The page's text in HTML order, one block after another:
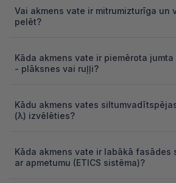
Vai akmens vate ir mitrumizturīga un
pelēt?
Kāda akmens vate ir piemērota
- plāksnes vai ruļļi?
Kādu akmens vates
(λ) izvēlēties?
Kāda akmens vate ir labākā fasādes
ar apmetumu (ETICS sistēma)?